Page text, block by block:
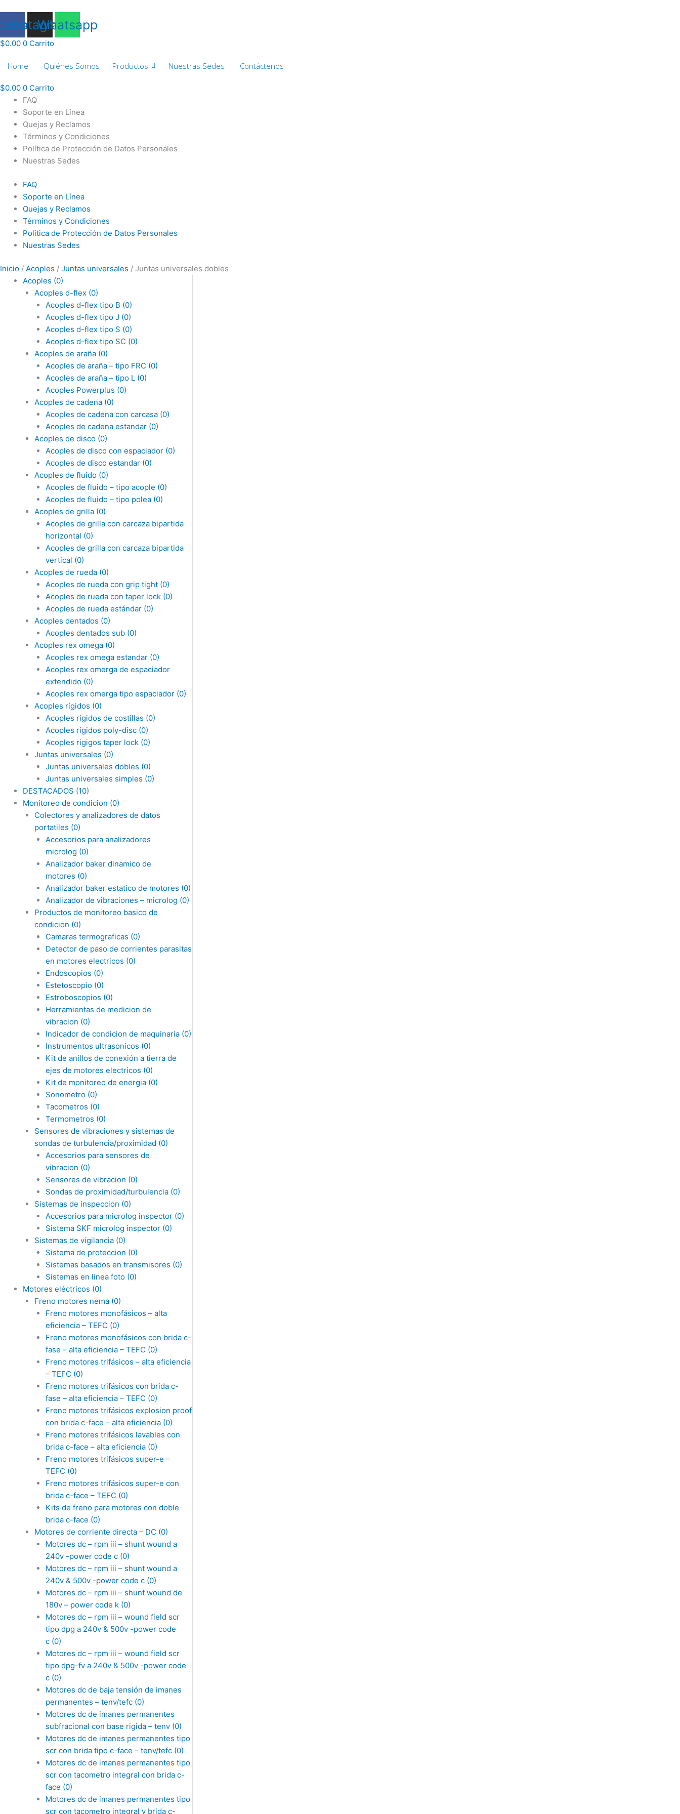
contenido
Instagram
Whatsapp
$0.00 0 Carrito
Home Quiénes Somos Productos Nuestras Sedes Contáctenos
$0.00 0 Carrito
FAQ
Soporte en Línea
Quejas y Reclamos
Términos y Condiciones
Política de Protección de Datos Personales
Nuestras Sedes
FAQ
Soporte en Línea
Quejas y Reclamos
Términos y Condiciones
Política de Protección de Datos Personales
Nuestras Sedes
Inicio / Acoples / Juntas universales / Juntas universales dobles
Acoples (0)
Acoples d-flex (0)
Acoples d-flex tipo B (0)
Acoples d-flex tipo J (0)
Acoples d-flex tipo S (0)
Acoples d-flex tipo SC (0)
Acoples de araña (0)
Acoples de araña – tipo FRC (0)
Acoples de araña – tipo L (0)
Acoples Powerplus (0)
Acoples de cadena (0)
Acoples de cadena con carcasa (0)
Acoples de cadena estandar (0)
Acoples de disco (0)
Acoples de disco con espaciador (0)
Acoples de disco estandar (0)
Acoples de fluido (0)
Acoples de fluido – tipo acople (0)
Acoples de fluido – tipo polea (0)
Acoples de grilla (0)
Acoples de grilla con carcaza bipartida
horizontal (0)
Acoples de grilla con carcaza bipartida
vertical (0)
Acoples de rueda (0)
Acoples de rueda con grip tight (0)
Acoples de rueda con taper lock (0)
Acoples de rueda estándar (0)
Acoples dentados (0)
Acoples dentados sub (0)
Acoples rex omega (0)
Acoples rex omega estandar (0)
Acoples rex omerga de espaciador
extendido (0)
Acoples rex omerga tipo espaciador (0)
Acoples rígidos (0)
Acoples rigidos de costillas (0)
Acoples rigidos poly-disc (0)
Acoples rigigos taper lock (0)
Juntas universales (0)
Juntas universales dobles (0)
Juntas universales simples (0)
DESTACADOS (10)
Monitoreo de condicion (0)
Colectores y analizadores de datos
portatiles (0)
Accesorios para analizadores
microlog (0)
Analizador baker dinamico de
motores (0)
Analizador baker estatico de motores (0)
Analizador de vibraciones – microlog (0)
Productos de monitoreo basico de
condicion (0)
Camaras termograficas (0)
Detector de paso de corrientes parasitas
en motores electricos (0)
Endoscopios (0)
Estetoscopio (0)
Estroboscopios (0)
Herramientas de medicion de
vibracion (0)
Indicador de condicion de maquinaria (0)
Instrumentos ultrasonicos (0)
Kit de anillos de conexión a tierra de
ejes de motores electricos (0)
Kit de monitoreo de energia (0)
Sonometro (0)
Tacometros (0)
Termometros (0)
Sensores de vibraciones y sistemas de
sondas de turbulencia/proximidad (0)
Accesorios para sensores de
vibracion (0)
Sensores de vibracion (0)
Sondas de proximidad/turbulencia (0)
Sistemas de inspeccion (0)
Accesorios para microlog inspector (0)
Sistema SKF microlog inspector (0)
Sistemas de vigilancia (0)
Sistema de proteccion (0)
Sistemas basados en transmisores (0)
Sistemas en linea foto (0)
Motores eléctricos (0)
Freno motores nema (0)
Freno motores monofásicos – alta
eficiencia – TEFC (0)
Freno motores monofásicos con brida c-
fase – alta eficiencia – TEFC (0)
Freno motores trifásicos – alta eficiencia
– TEFC (0)
Freno motores trifásicos con brida c-
fase – alta eficiencia – TEFC (0)
Freno motores trifásicos explosion proof
con brida c-face – alta eficiencia (0)
Freno motores trifásicos lavables con
brida c-face – alta eficiencia (0)
Freno motores trifásicos super-e –
TEFC (0)
Freno motores trifásicos super-e con
brida c-face – TEFC (0)
Kits de freno para motores con doble
brida c-face (0)
Motores de corriente directa – DC (0)
Motores dc – rpm iii – shunt wound a
240v -power code c (0)
Motores dc – rpm iii – shunt wound a
240v & 500v -power code c (0)
Motores dc – rpm iii – shunt wound de
180v – power code k (0)
Motores dc – rpm iii – wound field scr
tipo dpg a 240v & 500v -power code
c (0)
Motores dc – rpm iii – wound field scr
tipo dpg-fv a 240v & 500v -power code
c (0)
Motores dc de baja tensión de imanes
permanentes – tenv/tefc (0)
Motores dc de imanes permanentes
subfracional con base rigida – tenv (0)
Motores dc de imanes permanentes tipo
scr con brida tipo c-face – tenv/tefc (0)
Motores dc de imanes permanentes tipo
scr con tacometro integral con brida c-
face (0)
Motores dc de imanes permanentes tipo
scr con tacometro integral y brida c-